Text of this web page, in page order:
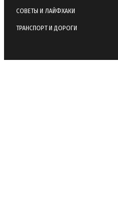
СОВЕТЫ И ЛАЙФХАКИ
ТРАНСПОРТ И ДОРОГИ